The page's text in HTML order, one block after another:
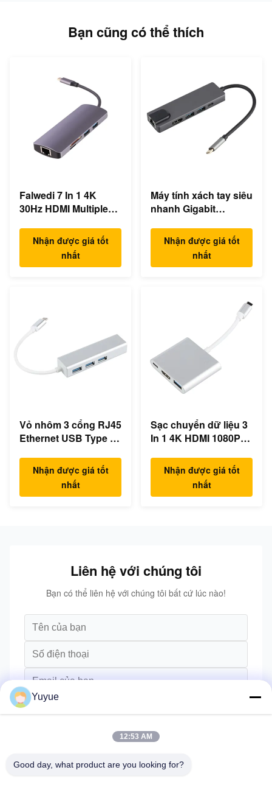
Bạn cũng có thể thích
Falwedi 7 In 1 4K
30Hz HDMI Multiple
Nhận được giá tốt
nhất
Máy tính xách tay siêu
nhanh Gigabit
Docking Station
Nhận được giá tốt
nhất
Vỏ nhôm 3 cổng RJ45
Ethernet USB Type C
Nhận được giá tốt
nhất
Sạc chuyển dữ liệu 3
In 1 4K HDMI 1080P
Nhận được giá tốt
nhất
Liên hệ với chúng tôi
Bạn có thể liên hệ với chúng tôi bất cứ lúc nào!
Yuyue
12:53 AM
Good day, what product are you looking for?